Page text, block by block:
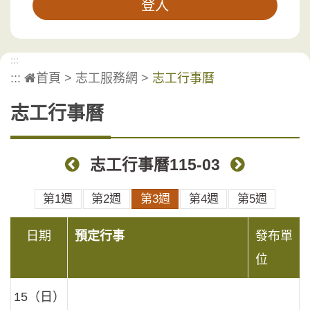
:::
::: 首頁 > 志工服務網 > 志工行事曆
志工行事曆
上個月
志工行事曆115-03 下個月
第1週 第2週 第3週 第4週 第5週
日期 預定行事
發布單
位
15（日）